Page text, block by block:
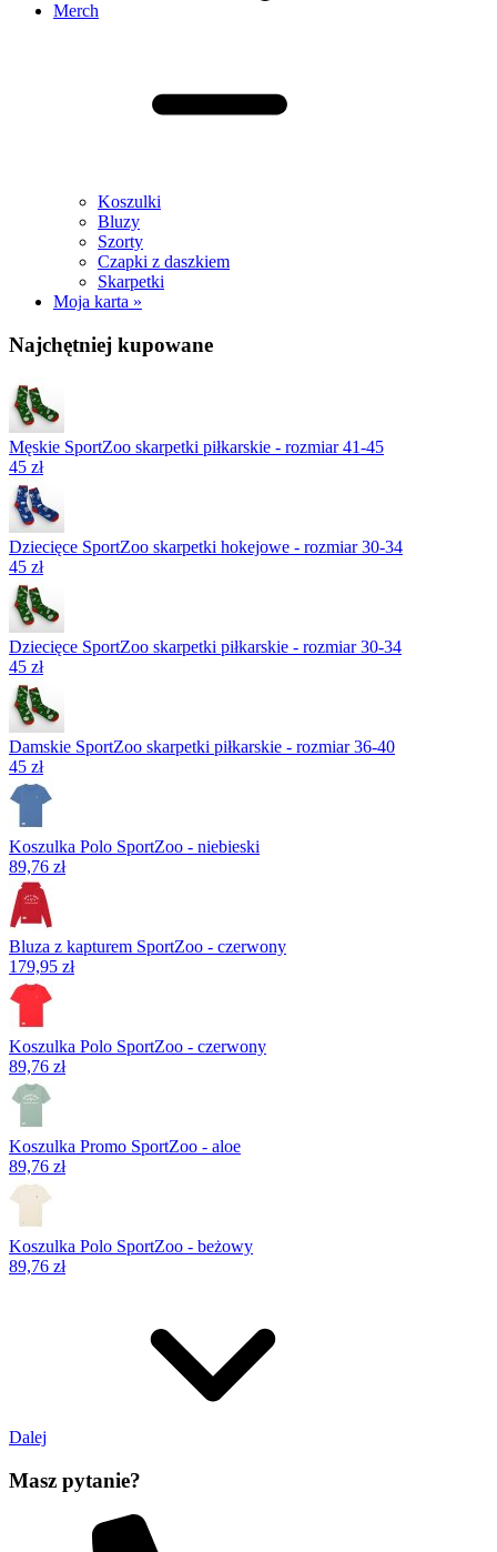
Merch
Koszulki
Bluzy
Szorty
Czapki z daszkiem
Skarpetki
Moja karta »
Najchętniej kupowane
Męskie SportZoo skarpetki piłkarskie - rozmiar 41-45
45 zł
Dziecięce SportZoo skarpetki hokejowe - rozmiar 30-34
45 zł
Dziecięce SportZoo skarpetki piłkarskie - rozmiar 30-34
45 zł
Damskie SportZoo skarpetki piłkarskie - rozmiar 36-40
45 zł
Koszulka Polo SportZoo - niebieski
89,76 zł
Bluza z kapturem SportZoo - czerwony
179,95 zł
Koszulka Polo SportZoo - czerwony
89,76 zł
Koszulka Promo SportZoo - aloe
89,76 zł
Koszulka Polo SportZoo - beżowy
89,76 zł
Dalej
Masz pytanie?